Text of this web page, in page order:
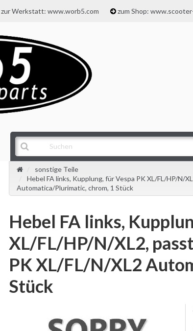
zur Werkstatt: www.worb5.com zum Shop:
sonstige Teile
Hebel FA links, Kupplung, für Vespa PK XL/FL/HP/N/
Automatica/Plurimatic, chrom, 1 Stück
Hebel FA links,
XL/FL/HP/N/XL2,
PK XL/FL/N/XL2
Stück